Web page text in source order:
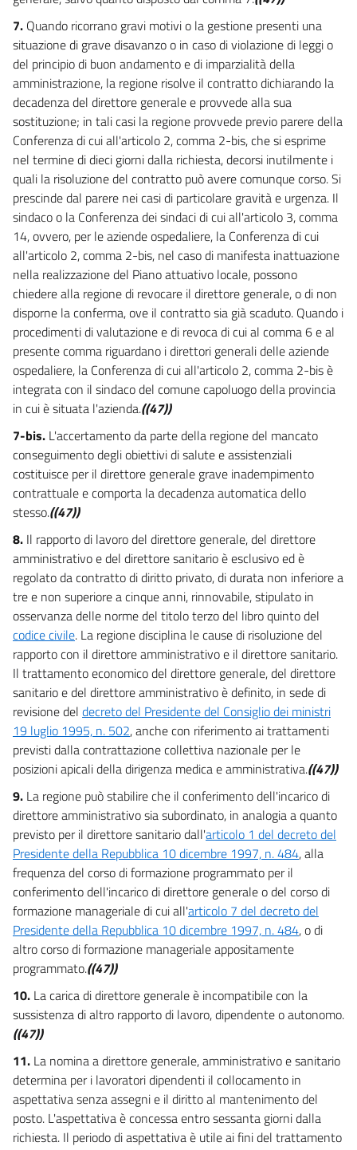
7. Quando ricorrano gravi motivi o la gestione presenti una
situazione di grave disavanzo o in caso di violazione di leggi o
del principio di buon andamento e di imparzialità della
amministrazione, la regione risolve il contratto dichiarando la
decadenza del direttore generale e provvede alla sua
sostituzione; in tali casi la regione provvede previo parere della
Conferenza di cui all'articolo 2, comma 2-bis, che si esprime
nel termine di dieci giorni dalla richiesta, decorsi inutilmente i
quali la risoluzione del contratto può avere comunque corso. Si
prescinde dal parere nei casi di particolare gravità e urgenza. Il
sindaco o la Conferenza dei sindaci di cui all'articolo 3, comma
14, ovvero, per le aziende ospedaliere, la Conferenza di cui
all'articolo 2, comma 2-bis, nel caso di manifesta inattuazione
nella realizzazione del Piano attuativo locale, possono
chiedere alla regione di revocare il direttore generale, o di non
disporne la conferma, ove il contratto sia già scaduto. Quando i
procedimenti di valutazione e di revoca di cui al comma 6 e al
presente comma riguardano i direttori generali delle aziende
ospedaliere, la Conferenza di cui all'articolo 2, comma 2-bis è
integrata con il sindaco del comune capoluogo della provincia
in cui è situata l'azienda.((47))
7-bis. L'accertamento da parte della regione del mancato
conseguimento degli obiettivi di salute e assistenziali
costituisce per il direttore generale grave inadempimento
contrattuale e comporta la decadenza automatica dello
stesso.((47))
8. Il rapporto di lavoro del direttore generale, del direttore
amministrativo e del direttore sanitario è esclusivo ed è
regolato da contratto di diritto privato, di durata non inferiore a
tre e non superiore a cinque anni, rinnovabile, stipulato in
osservanza delle norme del titolo terzo del libro quinto del
codice civile. La regione disciplina le cause di risoluzione del
rapporto con il direttore amministrativo e il direttore sanitario.
Il trattamento economico del direttore generale, del direttore
sanitario e del direttore amministrativo è definito, in sede di
revisione del decreto del Presidente del Consiglio dei ministri
19 luglio 1995, n. 502, anche con riferimento ai trattamenti
previsti dalla contrattazione collettiva nazionale per le
posizioni apicali della dirigenza medica e amministrativa.((47))
9. La regione può stabilire che il conferimento dell'incarico di
direttore amministrativo sia subordinato, in analogia a quanto
previsto per il direttore sanitario dall'articolo 1 del decreto del
Presidente della Repubblica 10 dicembre 1997, n. 484, alla
frequenza del corso di formazione programmato per il
conferimento dell'incarico di direttore generale o del corso di
formazione manageriale di cui all'articolo 7 del decreto del
Presidente della Repubblica 10 dicembre 1997, n. 484, o di
altro corso di formazione manageriale appositamente
programmato.((47))
10. La carica di direttore generale è incompatibile con la
sussistenza di altro rapporto di lavoro, dipendente o autonomo.
((47))
11. La nomina a direttore generale, amministrativo e sanitario
determina per i lavoratori dipendenti il collocamento in
aspettativa senza assegni e il diritto al mantenimento del
posto. L'aspettativa è concessa entro sessanta giorni dalla
richiesta. Il periodo di aspettativa è utile ai fini del trattamento